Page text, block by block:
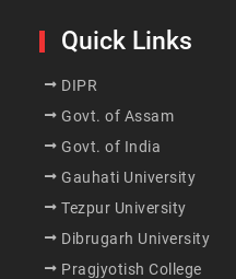
Quick Links
DIPR
Govt. of Assam
Govt. of India
Gauhati University
Tezpur University
Dibrugarh University
Pragjyotish College